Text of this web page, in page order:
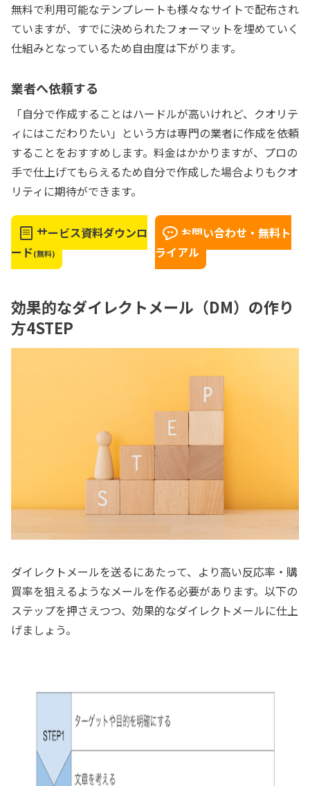
無料で利用可能なテンプレートも様々なサイトで配布され
ていますが、すでに決められたフォーマットを埋めていく
仕組みとなっているため自由度は下がります。
業者へ依頼する
「自分で作成することはハードルが高いけれど、クオリテ
ィにはこだわりたい」という方は専門の業者に作成を依頼
することをおすすめします。料金はかかりますが、プロの
手で仕上げてもらえるため自分で作成した場合よりもクオ
リティに期待ができます。
サービス資料ダウンロ
ード(無料)
お問い合わせ・無料ト
ライアル
効果的なダイレクトメール（DM）の作り
方4STEP
ダイレクトメールを送るにあたって、より高い反応率・購
買率を狙えるようなメールを作る必要があります。以下の
ステップを押さえつつ、効果的なダイレクトメールに仕上
げましょう。